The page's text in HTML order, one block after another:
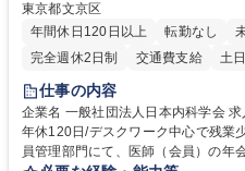
東京都文京区
年間休日120日以上
転勤なし
完全週休2日制
交通費支給 土
仕事の内容
企業名 一般社団法人日本内科学会 求人名 第二新卒歓迎！【正社員事務】
年休120日/デスクワーク中心で残業少なめ 仕事の内容 日本内
員管理部門にて、医師（会員）の年